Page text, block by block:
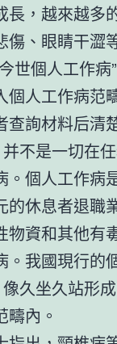
長，越來越多
傷、眼睛干澀
世個人工作
人工作病范
查詢材料后清
不是一切在
。個人工作病
的休息者退職
物資和其他有
。我國現行的
久坐久站形
疇內。